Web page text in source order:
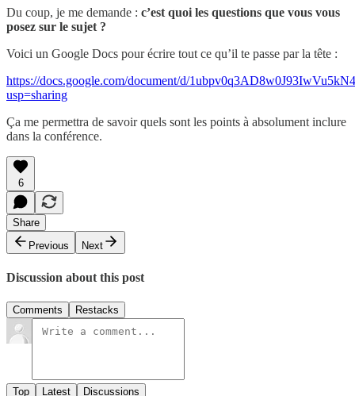
Du coup, je me demande : c’est quoi les questions que vous vous
posez sur le sujet ?
Voici un Google Docs pour écrire tout ce qu’il te passe par la tête :
https://docs.google.com/document/d/
usp=sharing
Ça me permettra de savoir quels sont les points à absolument inclure
dans la conférence.
6
Share
Previous
Next
Discussion about this post
Comments Restacks
Top Latest Discussions